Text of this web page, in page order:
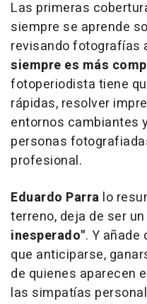
Las primeras
siempre se aprende
revisando fotografías
siempre es más
fotoperiodista tiene
rápidas, resolver
entornos cambiantes
personas
profesional.
Eduardo Parra lo
terreno, deja de ser
inesperado". Y añade
que anticiparse,
de quienes aparecen
las simpatías